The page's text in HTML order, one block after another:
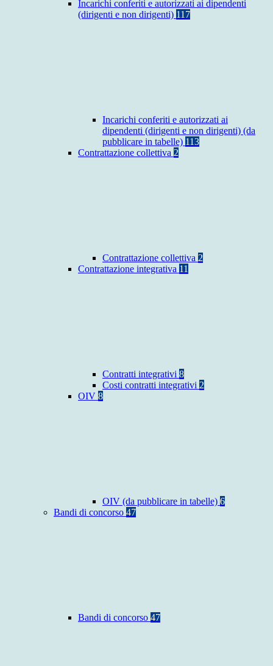
Incarichi conferiti e autorizzati ai dipendenti
(dirigenti e non dirigenti) 117
Incarichi conferiti e autorizzati ai
dipendenti (dirigenti e non dirigenti) (da
pubblicare in tabelle) 113
Contrattazione collettiva 2
Contrattazione collettiva 2
Contrattazione integrativa 11
Contratti integrativi 8
Costi contratti integrativi 2
OIV 8
OIV (da pubblicare in tabelle) 6
Bandi di concorso 47
Bandi di concorso 47